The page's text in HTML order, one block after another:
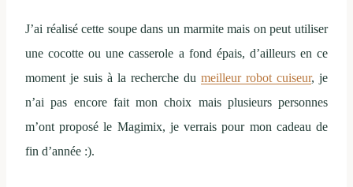
J’ai réalisé cette soupe dans un marmite mais on peut utiliser
une cocotte ou une casserole a fond épais, d’ailleurs en ce
moment je suis à la recherche du meilleur robot cuiseur, je
n’ai pas encore fait mon choix mais plusieurs personnes
m’ont proposé le Magimix, je verrais pour mon cadeau de
fin d’année :).